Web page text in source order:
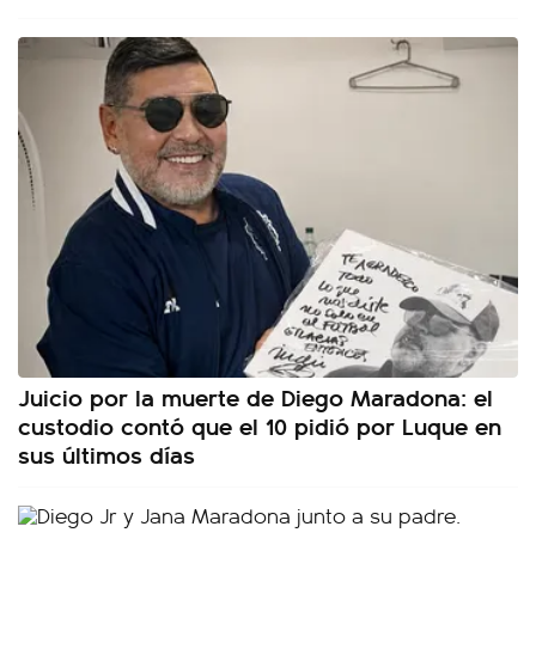
Juicio por la muerte de Diego Maradona: el
custodio contó que el 10 pidió por Luque en
sus últimos días